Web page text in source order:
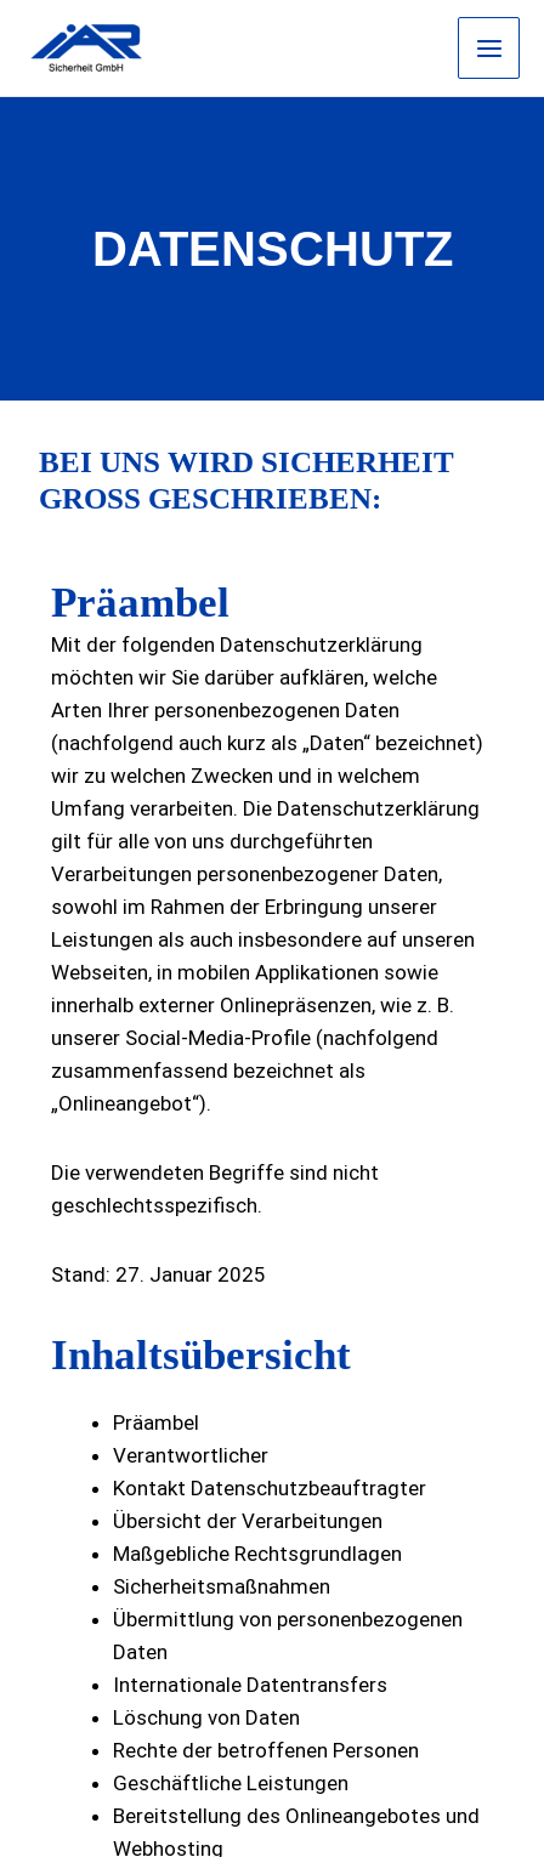
Inhalt
Main
DATENSCHUTZ
BEI UNS WIRD SICHERHEIT
GROSS GESCHRIEBEN:
Präambel
Mit der folgenden Datenschutzerklärung
möchten wir Sie darüber aufklären, welche
Arten Ihrer personenbezogenen Daten
(nachfolgend auch kurz als „Daten“ bezeichnet)
wir zu welchen Zwecken und in welchem
Umfang verarbeiten. Die Datenschutzerklärung
gilt für alle von uns durchgeführten
Verarbeitungen personenbezogener Daten,
sowohl im Rahmen der Erbringung unserer
Leistungen als auch insbesondere auf unseren
Webseiten, in mobilen Applikationen sowie
innerhalb externer Onlinepräsenzen, wie z. B.
unserer Social-Media-Profile (nachfolgend
zusammenfassend bezeichnet als
„Onlineangebot“).
Die verwendeten Begriffe sind nicht
geschlechtsspezifisch.
Stand: 27. Januar 2025
Inhaltsübersicht
Präambel
Verantwortlicher
Kontakt Datenschutzbeauftragter
Übersicht der Verarbeitungen
Maßgebliche Rechtsgrundlagen
Sicherheitsmaßnahmen
Übermittlung von personenbezogenen
Daten
Internationale Datentransfers
Löschung von Daten
Rechte der betroffenen Personen
Geschäftliche Leistungen
Bereitstellung des Onlineangebotes und
Webhosting